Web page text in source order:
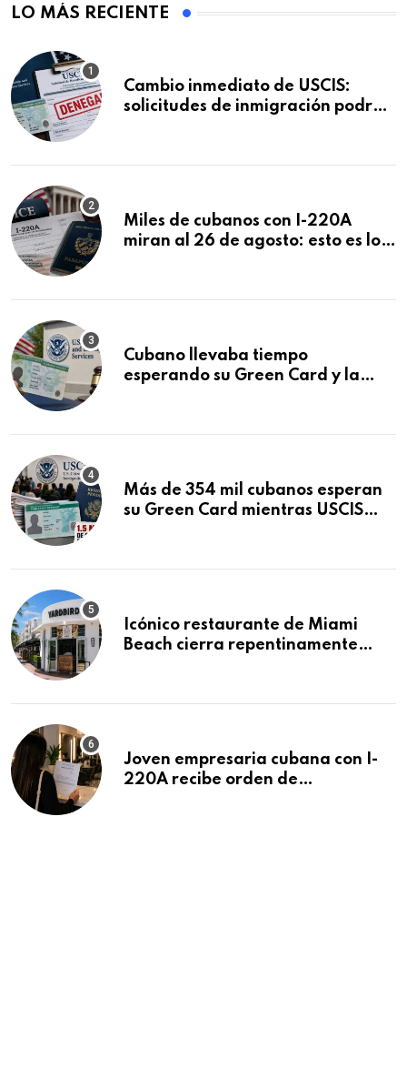
LO MÁS RECIENTE
Cambio inmediato de USCIS:
solicitudes de inmigración podrán
Miles de cubanos con I-220A
miran al 26 de agosto: esto es lo
Cubano llevaba tiempo
esperando su Green Card y la
Más de 354 mil cubanos esperan
su Green Card mientras USCIS
Icónico restaurante de Miami
Beach cierra repentinamente
Joven empresaria cubana con I-
220A recibe orden de